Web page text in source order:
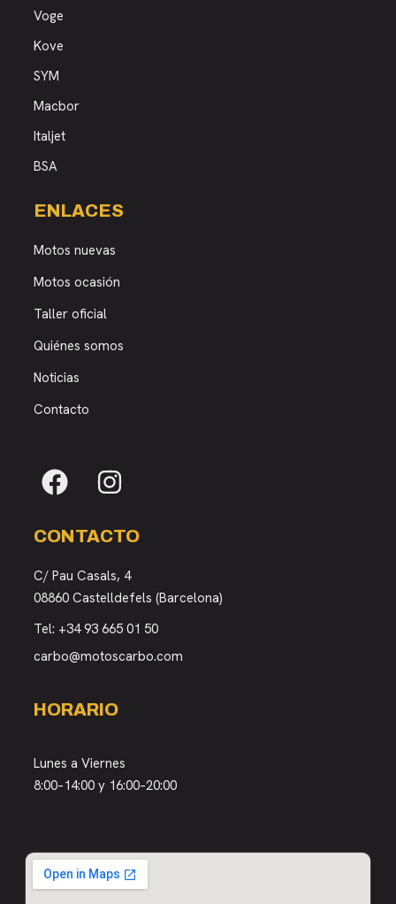
Voge
Kove
SYM
Macbor
Italjet
BSA
ENLACES
Motos nuevas
Motos ocasión
Taller oficial
Quiénes somos
Noticias
Contacto
CONTACTO
C/ Pau Casals, 4
08860 Castelldefels (Barcelona)
Tel: +34 93 665 01 50
carbo@motoscarbo.com
HORARIO
Lunes a Viernes
8:00–14:00 y 16:00–20:00